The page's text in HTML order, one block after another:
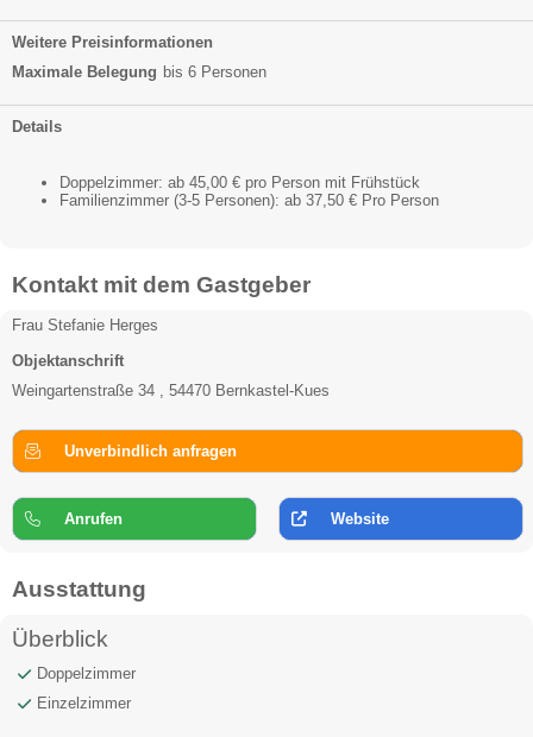
Weitere Preisinformationen
Maximale Belegung bis 6 Personen
Details
Doppelzimmer: ab 45,00 € pro Person mit Frühstück
Familienzimmer (3-5 Personen): ab 37,50 € Pro Person
Kontakt mit dem Gastgeber
Frau Stefanie Herges
Objektanschrift
Weingartenstraße 34 , 54470 Bernkastel-Kues
Unverbindlich anfragen
Anrufen Website
Ausstattung
Überblick
Doppelzimmer
Einzelzimmer